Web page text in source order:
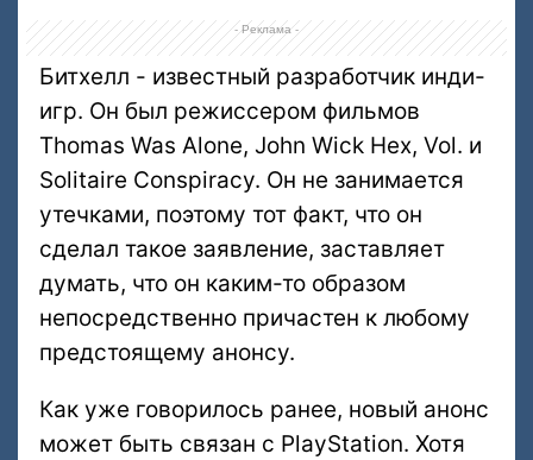
- Реклама -
Битхелл - известный разработчик инди-
игр. Он был режиссером фильмов
Thomas Was Alone, John Wick Hex, Vol. и
Solitaire Conspiracy. Он не занимается
утечками, поэтому тот факт, что он
сделал такое заявление, заставляет
думать, что он каким-то образом
непосредственно причастен к любому
предстоящему анонсу.
Как уже говорилось ранее, новый анонс
может быть связан с PlayStation. Хотя